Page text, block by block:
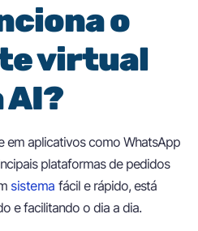
o
virtual
AI?
em aplicativos como WhatsApp
plataformas de pedidos
sistema fácil e rápido, está
e facilitando o dia a dia.